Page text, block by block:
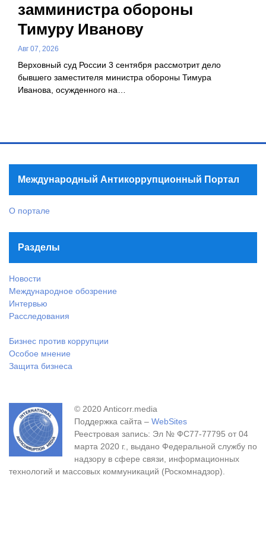
замминистра обороны
Тимуру Иванову
Авг 07, 2026
Верховный суд России 3 сентября рассмотрит дело
бывшего заместителя министра обороны Тимура
Иванова, осужденного на…
Международный Антикоррупционный Портал
О портале
Разделы
Новости
Международное обозрение
Интервью
Расследования
Бизнес против коррупции
Особое мнение
Защита бизнеса
© 2020 Anticorr.media
Поддержка сайта – WebSites
Реестровая запись: Эл № ФС77-77795 от 04
марта 2020 г., выдано Федеральной службу по
надзору в сфере связи, информационных
технологий и массовых коммуникаций (Роскомнадзор).